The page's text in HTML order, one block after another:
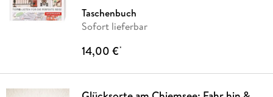
Taschenbuch
Sofort lieferbar
14,00 €*